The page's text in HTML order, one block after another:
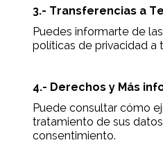
3.- Transferencias a
Puedes informarte de
políticas de privacidad a
4.- Derechos y Más
Puede consultar cómo
tratamiento de sus
consentimiento.